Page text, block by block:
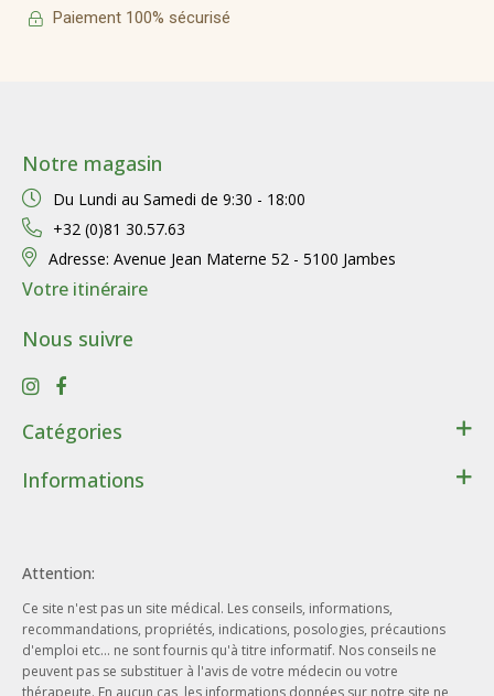
Paiement 100% sécurisé
Catégories
Santé
Cadeaux
Phytothérapie
Aromathérapie
Ayurveda
Informations
Données personnelles
Conditions d’utilisation du site web
Notre entreprise
Nos engagements
Notre magasin
Du Lundi au Samedi de 9:30 - 18:00
+32 (0)81 30.57.63
Adresse: Avenue Jean Materne 52 - 5100 Jambes
Votre itinéraire
Nous suivre
Attention:
Ce site n'est pas un site médical. Les conseils, informations,
recommandations, propriétés, indications, posologies, précautions
d'emploi etc... ne sont fournis qu'à titre informatif. Nos conseils ne
peuvent pas se substituer à l'avis de votre médecin ou votre
thérapeute. En aucun cas, les informations données sur notre site ne